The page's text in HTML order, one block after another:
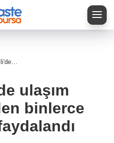
ulaşım
binlerce